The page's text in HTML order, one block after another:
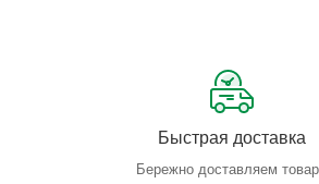
Быстрая доставка
Бережно доставляем